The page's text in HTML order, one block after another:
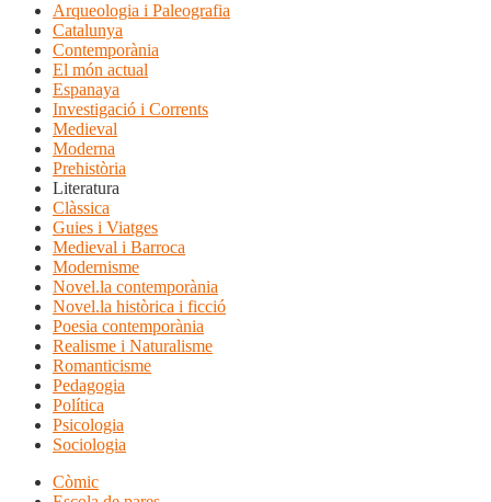
Arqueologia i Paleografia
Catalunya
Contemporània
El món actual
Espanaya
Investigació i Corrents
Medieval
Moderna
Prehistòria
Literatura
Clàssica
Guies i Viatges
Medieval i Barroca
Modernisme
Novel.la contemporània
Novel.la històrica i ficció
Poesia contemporània
Realisme i Naturalisme
Romanticisme
Pedagogia
Política
Psicologia
Sociologia
Còmic